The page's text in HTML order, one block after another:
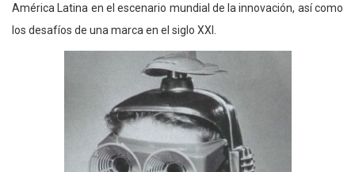
América Latina en el escenario mundial de la innovación, así como
los desafíos de una marca en el siglo XXI.